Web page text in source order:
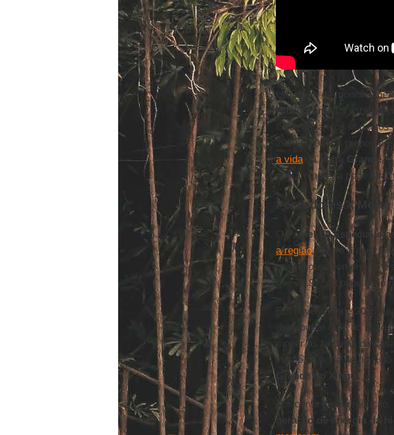
Um plano de
Hidrograma
foi
flora, água e os
2019 e 2025. A proposta
a vidanaVolta Grande,
que a empresa pode usar
Pescadores X
Painel de Especialistas
a região, “entre a
pescadores comerciais e
que 72,9% da
Em novembro de 2015,
desviou-se 80% do
mover as turbinas da
vazão da água do rio e
Grande do Xingu
Por conta dessa
geração de energia da